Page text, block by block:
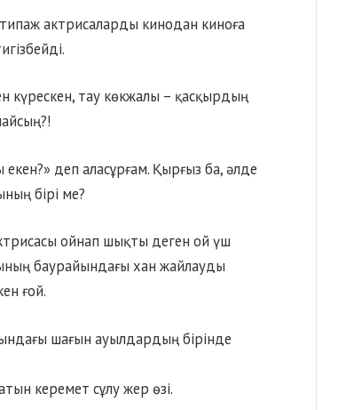
актрисаларды кинодан киноға
күрескен, тау көкжалы – қасқырдың
деп аласұрғам. Қырғыз ба, әлде
бірі ме?
ойнап шықты деген ой үш
баурайындағы хан жайлауды
ғой.
шағын ауылдардың бірінде
керемет сұлу жер өзі.